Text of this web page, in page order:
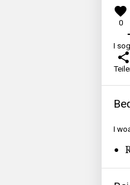
favorite
0
I
share
I